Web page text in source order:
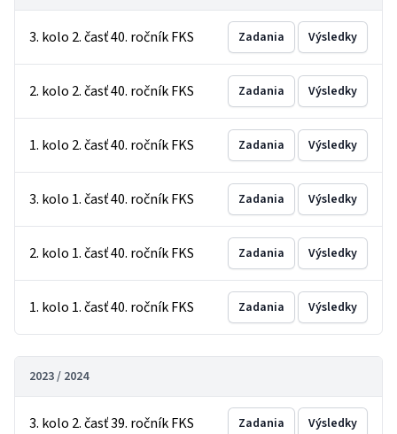
3. kolo 2. časť 40. ročník FKS Zadania Výsledky
2. kolo 2. časť 40. ročník FKS Zadania Výsledky
1. kolo 2. časť 40. ročník FKS Zadania Výsledky
3. kolo 1. časť 40. ročník FKS Zadania Výsledky
2. kolo 1. časť 40. ročník FKS Zadania Výsledky
1. kolo 1. časť 40. ročník FKS Zadania Výsledky
2023 / 2024
3. kolo 2. časť 39. ročník FKS Zadania Výsledky